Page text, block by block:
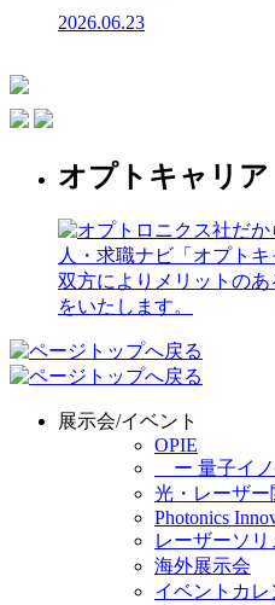
2026.06.23
オプトキャリア
展示会/イベント
OPIE
ー 量子イノ
光・レーザー
Photonics
レーザーソ
海外展示会
イベントカレ